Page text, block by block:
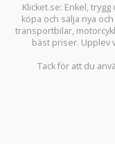
Klicket.se: Enkel,
köpa och sälja nya
transportbilar,
bäst priser. Upplev
Tack för att du